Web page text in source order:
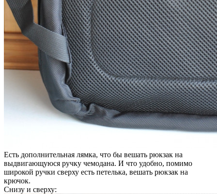
Есть дополнительная лямка, что бы вешать рюкзак на
выдвигающуюся ручку чемодана. И что удобно, помимо
широкой ручки сверху есть петелька, вешать рюкзак на
крючок.
Снизу и сверху: